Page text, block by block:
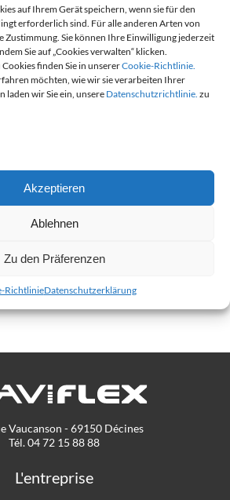
auf Ihrem Gerät speichern, wenn sie für den
erforderlich sind. Für alle anderen Arten von
Zustimmung. Sie können Ihre Einwilligung jederzeit
Sie auf „Cookies verwalten“ klicken.
finden Sie in unsererCookie-Richtlinie.
möchten, wie wir sie verarbeiten Ihrer
laden wir Sie ein, unsere Datenschutzrichtlinie. zu
Akzeptieren
Ablehnen
Zu den Präferenzen
RichtlinieDatenschutzerklärung
Loebellstraße 4
– 33602 Bielefeld
: +49 521 557 333 0
: +49 151 58230321
Website
Sachverhalt melden
genannte Anwalt ist nicht
oder andere Forderungen, die
für Ihre Anfragen.
Vaucanson - 69150 Décines
Tél. 04 72 15 88 88
L'entreprise